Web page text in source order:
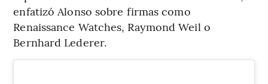
enfatizó Alonso sobre firmas como
Renaissance Watches, Raymond Weil o
Bernhard Lederer.